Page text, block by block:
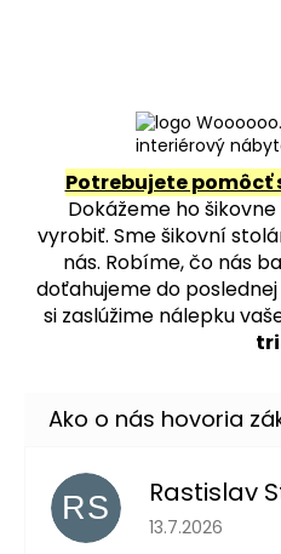
Potrebujete pomôcť
Dokážeme ho
vyrobiť. Sme šikovní
nás. Robíme, čo nás
doťahujeme do
si zaslúžime nálepku
RS Rastislav
Hodnotenie
13.7.2026